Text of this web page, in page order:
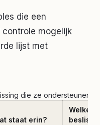
die een
mogelijk
lijst met
die ze ondersteunen
staat erin?
Welke